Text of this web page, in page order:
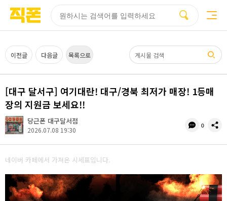
이전글 다음글 목록으로
[대구 달서구] 여기대란! 대구/경북 최저가 매장! 1등매
장의 지원금 보세요!!
당근폰 대구달서점
2026.07.08 19:30
댓
수
0
공
네이버 카페에서 가져온 시세표입니다.
페이지
페이지
페이지
페이지